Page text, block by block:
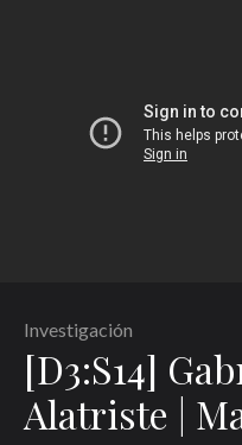
Investigación
[D3:S14]
Alatriste |